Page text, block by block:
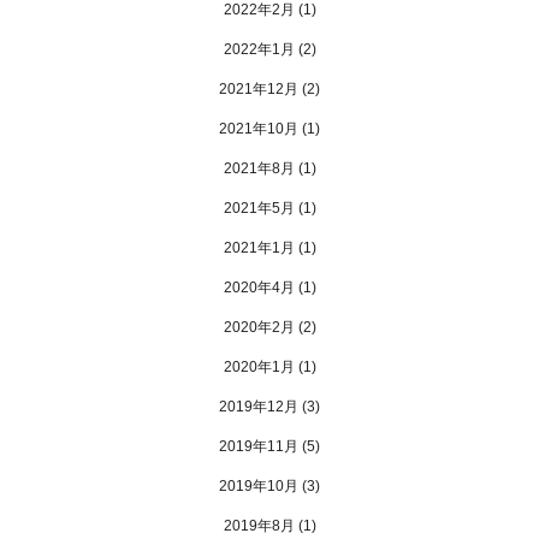
2022年2月 (1)
2022年1月 (2)
2021年12月 (2)
2021年10月 (1)
2021年8月 (1)
2021年5月 (1)
2021年1月 (1)
2020年4月 (1)
2020年2月 (2)
2020年1月 (1)
2019年12月 (3)
2019年11月 (5)
2019年10月 (3)
2019年8月 (1)